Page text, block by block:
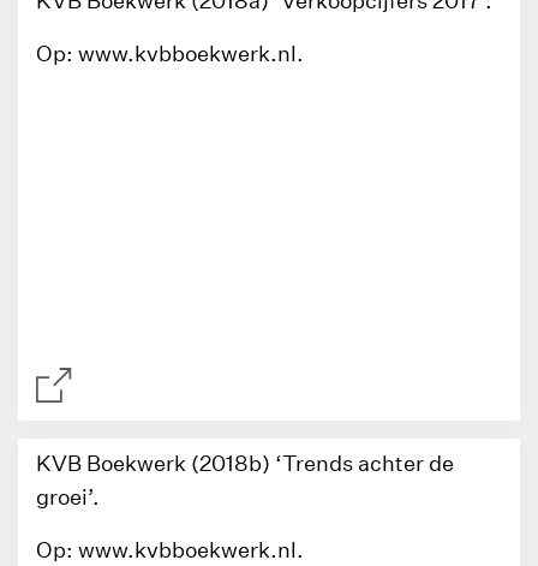
Op: www.kvbboekwerk.nl.
KVB Boekwerk (2018b) ‘Trends achter de
groei’.
Op: www.kvbboekwerk.nl.